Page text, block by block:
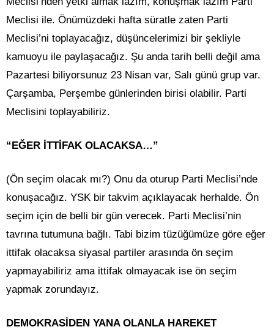
Meclisi ile. Önümüzdeki hafta süratle zaten Parti
Meclisi’ni toplayacağız, düşüncelerimizi bir şekliyle
kamuoyu ile paylaşacağız. Şu anda tarih belli değil ama
Pazartesi biliyorsunuz 23 Nisan var, Salı günü grup var.
Çarşamba, Perşembe günlerinden birisi olabilir. Parti
Meclisini toplayabiliriz.
“EĞER İTTİFAK OLACAKSA…”
(Ön seçim olacak mı?) Onu da oturup Parti Meclisi’nde
konuşacağız. YSK bir takvim açıklayacak herhalde. Ön
seçim için de belli bir gün verecek. Parti Meclisi’nin
tavrına tutumuna bağlı. Tabi bizim tüzüğümüze göre eğer
ittifak olacaksa siyasal partiler arasında ön seçim
yapmayabiliriz ama ittifak olmayacak ise ön seçim
yapmak zorundayız.
DEMOKRASİDEN YANA OLANLA HAREKET